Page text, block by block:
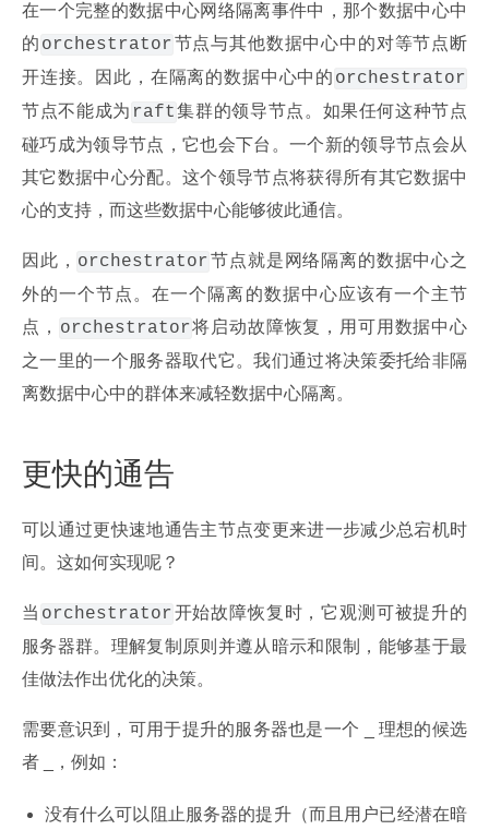
在一个完整的数据中心网络隔离事件中，那个数据中心中
的 orchestrator节点与其他数据中心中的对等节点断
开连接。因此，在隔离的数据中心中的 orchestrator
节点不能成为 raft集群的领导节点。如果任何这种节点
碰巧成为领导节点，它也会下台。一个新的领导节点会从
其它数据中心分配。这个领导节点将获得所有其它数据中
心的支持，而这些数据中心能够彼此通信。
因此， orchestrator节点就是网络隔离的数据中心之
外的一个节点。在一个隔离的数据中心应该有一个主节
点， orchestrator将启动故障恢复，用可用数据中心
之一里的一个服务器取代它。我们通过将决策委托给非隔
离数据中心中的群体来减轻数据中心隔离。
更快的通告
可以通过更快速地通告主节点变更来进一步减少总宕机时
间。这如何实现呢？
当 orchestrator开始故障恢复时，它观测可被提升的
服务器群。理解复制原则并遵从暗示和限制，能够基于最
佳做法作出优化的决策。
需要意识到，可用于提升的服务器也是一个 _ 理想的候选
者 _，例如：
没有什么可以阻止服务器的提升（而且用户已经潜在暗